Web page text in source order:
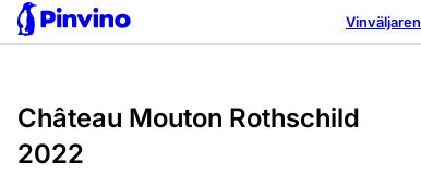
Vinväljaren
Château Mouton Rothschild
2022